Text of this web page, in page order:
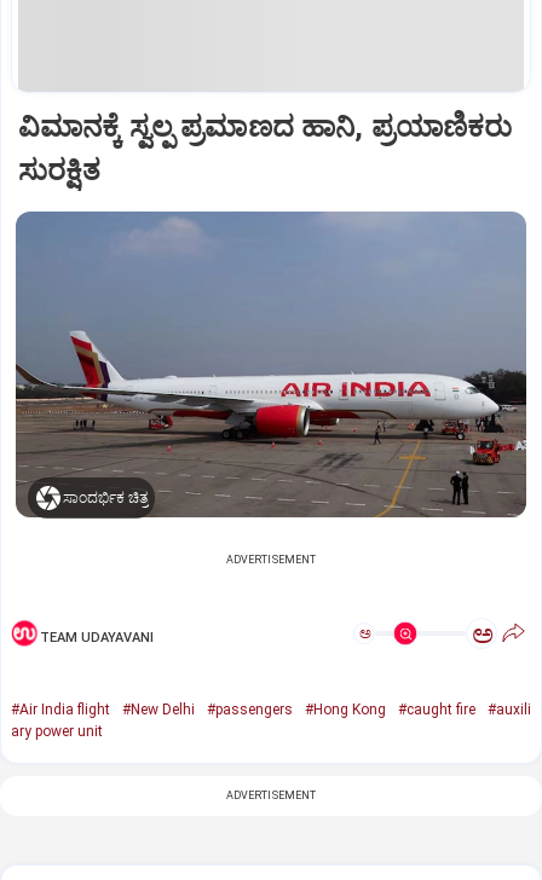
ವಿಮಾನಕ್ಕೆ ಸ್ವಲ್ಪ ಪ್ರಮಾಣದ ಹಾನಿ, ಪ್ರಯಾಣಿಕರು
ಸುರಕ್ಷಿತ
ಸಾಂದರ್ಭಿಕ ಚಿತ್ರ
ADVERTISEMENT
TEAM UDAYAVANI ಅ ಅ
#Air India flight #New Delhi #passengers #Hong Kong #caught fire
#auxili
ary power unit
ADVERTISEMENT